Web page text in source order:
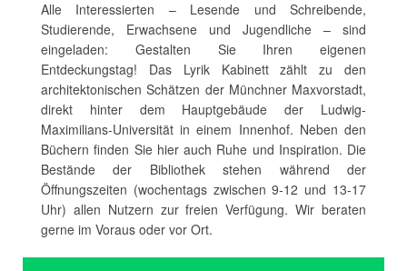
Alle Interessierten – Lesende und Schreibende,
Studierende, Erwachsene und Jugendliche – sind
eingeladen: Gestalten Sie Ihren eigenen
Entdeckungstag! Das Lyrik Kabinett zählt zu den
architektonischen Schätzen der Münchner Maxvorstadt,
direkt hinter dem Hauptgebäude der Ludwig-
Maximilians-Universität in einem Innenhof. Neben den
Büchern finden Sie hier auch Ruhe und Inspiration. Die
Bestände der Bibliothek stehen während der
Öffnungszeiten (wochentags zwischen 9-12 und 13-17
Uhr) allen Nutzern zur freien Verfügung. Wir beraten
gerne im Voraus oder vor Ort.